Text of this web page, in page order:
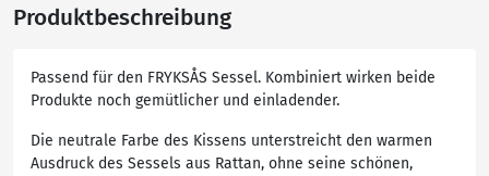
Produktbeschreibung
Passend für den FRYKSÅS Sessel. Kombiniert wirken beide
Produkte noch gemütlicher und einladender.
Die neutrale Farbe des Kissens unterstreicht den warmen
Ausdruck des Sessels aus Rattan, ohne seine schönen,